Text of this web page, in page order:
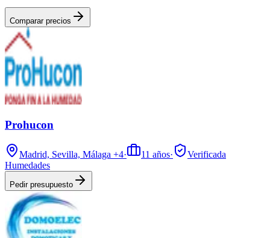
Comparar precios
Prohucon
Madrid, Sevilla, Málaga +4· 11 años·
Verificada
Humedades
Pedir presupuesto